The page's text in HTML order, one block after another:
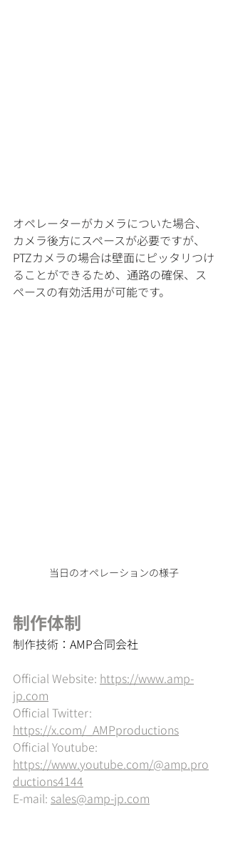
オペレーターがカメラについた場合、
カメラ後方にスペースが必要ですが、
PTZカメラの場合は壁面にピッタリつけ
ることができるため、通路の確保、ス
ペースの有効活用が可能です。
当日のオペレーションの様子
制作体制
制作技術： AMP合同会社
Official Website: https://www.amp-
jp.com
Official Twitter:
https://x.com/_AMPproductions
Official Youtube:
https://www.youtube.com/@amp.pro
ductions4144
E-mail: sales@amp-jp.com